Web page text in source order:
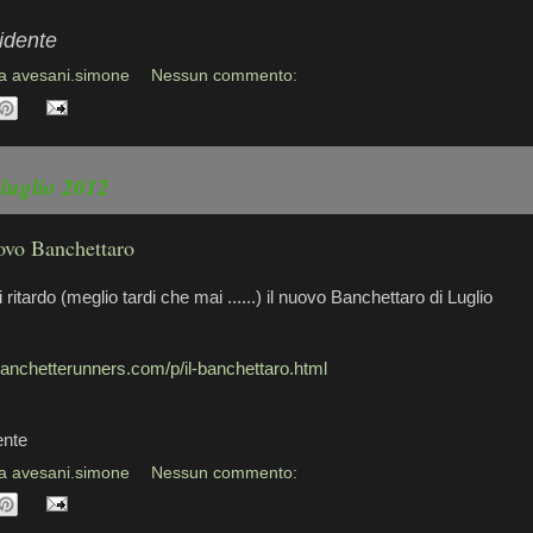
avesani.simone Nessun commento:
2012
Banchettaro
ritardo (meglio tardi che mai ......) il nuovo Banchettaro di Luglio
p/il-banchettaro.html
avesani.simone Nessun commento: